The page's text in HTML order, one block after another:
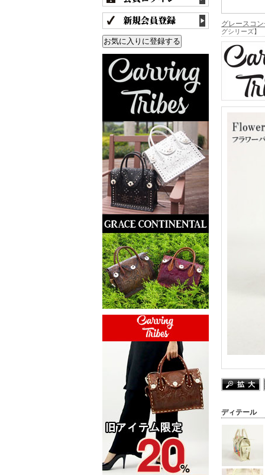
グレースコ
グシリーズ】
ディテール